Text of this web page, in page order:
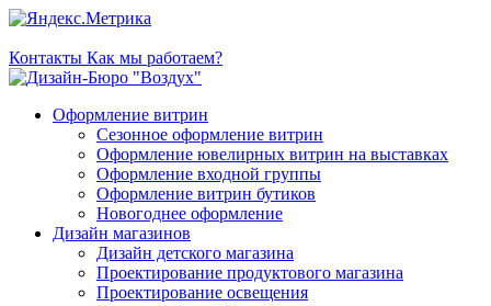
Контакты Как мы работаем?
Оформление витрин
Сезонное оформление витрин
Оформление ювелирных витрин на выставках
Оформление входной группы
Оформление витрин бутиков
Новогоднее оформление
Дизайн магазинов
Дизайн детского магазина
Проектирование продуктового магазина
Проектирование освещения